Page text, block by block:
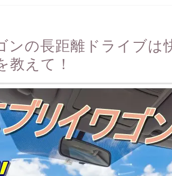
ンの長距離ドライブは
教えて！